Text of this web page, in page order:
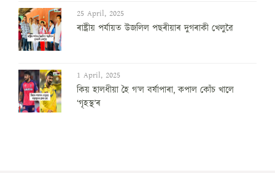
25 April, 2025
ৰাষ্ট্ৰীয় পৰ্যায়ত উজলিল পছৰীয়াৰ দুগৰাকী খেলুৱৈ
1 April, 2025
কিয় হালধীয়া হৈ গ’ল বৰ্ষাপাৰা, কপাল কোঁচ খালে
‘গৃহস্থ’ৰ